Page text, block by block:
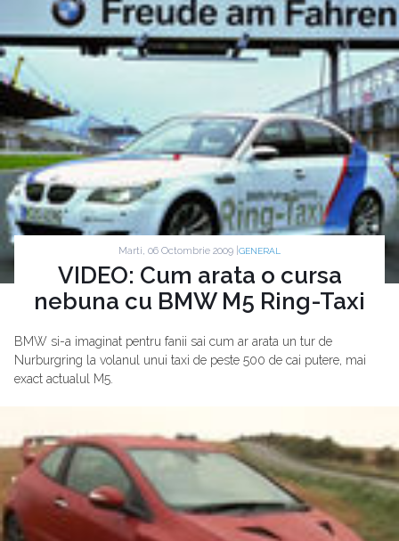
Marti, 06 Octombrie 2009 | GENERAL
VIDEO: Cum arata o cursa
nebuna cu BMW M5 Ring-Taxi
BMW si-a imaginat pentru fanii sai cum ar arata un tur de
Nurburgring la volanul unui taxi de peste 500 de cai putere, mai
exact actualul M5.